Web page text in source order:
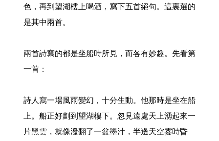
色，再到望湖樓上喝酒，寫下五首絕句。這裏選的
是其中兩首。
兩首詩寫的都是坐船時所見，而各有妙趣。先看第
一首：
詩人寫一場風雨變幻，十分生動。他那時是坐在船
上。船正好劃到望湖樓下。忽見遠處天上湧起來一
片黑雲，就像潑翻了一盆墨汁，半邊天空霎時昏